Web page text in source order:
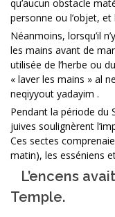
qu’aucun obstacle
personne ou l’objet,
Néanmoins, lorsqu’il
les mains avant de
utilisée de l’herbe ou
« laver les mains » al
neqiyyout yadayim .
Pendant la période du
juives soulignèrent
Ces sectes
matin), les esséniens
L’encens
Temple.